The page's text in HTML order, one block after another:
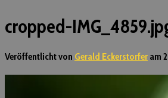
cropped-
Veröffentlicht von Gerald Eckerstorfer am